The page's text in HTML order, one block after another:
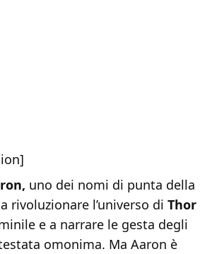
uno dei nomi di punta della
rivoluzionare l’universo di Thor
e a narrare le gesta degli
omonima. Ma Aaron è